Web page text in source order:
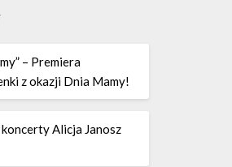
– Premiera
z okazji Dnia Mamy!
Alicja Janosz